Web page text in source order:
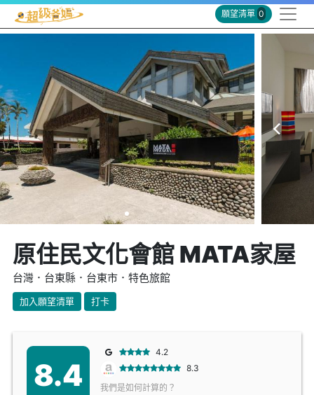
願望清單 0
原住民文化會館 MATA家屋
台灣．台東縣．台東市．特色旅館
加入願望清單 打卡
8.4
4.2
8.3
我們是如何計算的？